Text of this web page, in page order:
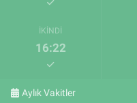
İKINDI
16:22
Aylık Vakitler